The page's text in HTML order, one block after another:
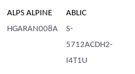
ALPS ALPINE
HGARAN008A
ABLIC
S-
5712ACDH2-
I4T1U